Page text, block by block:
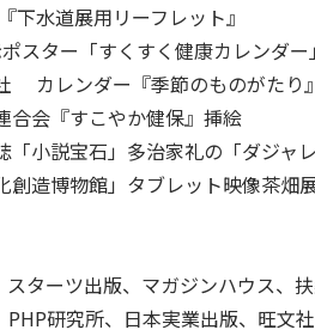
水道展用リーフレット』
スター「すくすく健康カレンダー」
カレンダー『季節のものがたり』
会『すこやか健保』挿絵
小説宝石」多治家礼の「ダジャ
創造博物館」タブレット映像茶
ターツ出版、マガジンハウス、
研究所、日本実業出版、旺文